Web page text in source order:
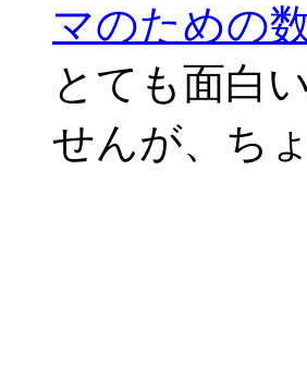
マのための
とても面白
せんが、ち